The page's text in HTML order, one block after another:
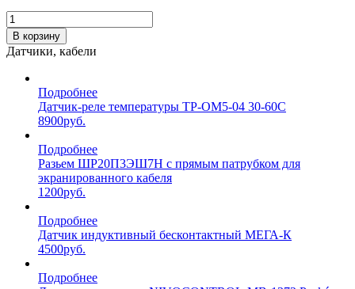
В корзину
Датчики, кабели
Подробнее
Датчик-реле температуры ТР-ОМ5-04 30-60С
8900руб.
Подробнее
Разьем ШР20П3ЭШ7Н с прямым патрубком для
экранированного кабеля
1200руб.
Подробнее
Датчик индуктивный бесконтактный МЕГА-К
4500руб.
Подробнее